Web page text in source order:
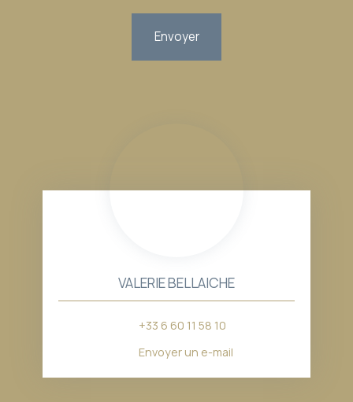
Envoyer
VALERIE BELLAICHE
+33 6 60 11 58 10
Envoyer un e-mail